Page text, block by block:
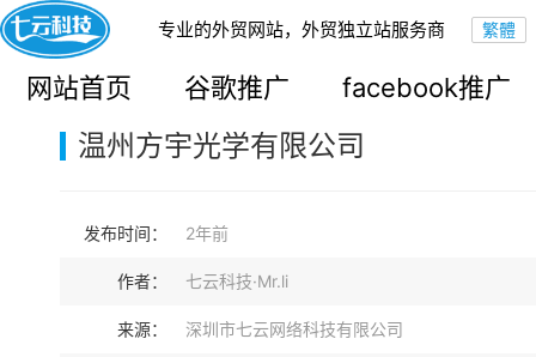
专业的外贸网站，外贸独立站服务商
网站首页 谷歌推广 facebook推广
您的当前位置： 网站首页>案例展示>B2C外贸独立站
温州方宇光学有限公司
发布时间： 2年前
作者： 七云科技·Mr.li
来源： 深圳市七云网络科技有限公司